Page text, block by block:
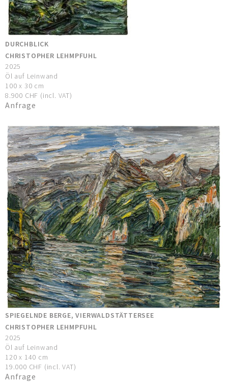
DURCHBLICK
CHRISTOPHER LEHMPFUHL
2025
Öl auf Leinwand
100 x 30 cm
8.900 CHF (incl. VAT)
Anfrage
SPIEGELNDE BERGE, VIERWALDSTÄTTERSEE
CHRISTOPHER LEHMPFUHL
2025
Öl auf Leinwand
120 x 140 cm
19.000 CHF (incl. VAT)
Anfrage